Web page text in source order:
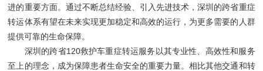
进的重要方面。通过不断总结经验、引入先进技术，深圳的跨省重症
转运体系有望在未来实现更加稳定和高效的运行，为更多需要的人群
提供可靠的生命保障。
深圳的跨省120救护车重症转运服务以其专业性、高效性和服务
至上的理念，成为保障患者生命安全的重要力量。相比其他交通和转